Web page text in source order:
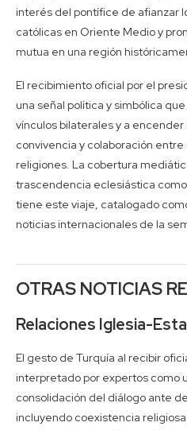
interés del pontífice de afianzar
católicas en Oriente Medio y
mutua en una región
El recibimiento oficial por el
una señal política y simbólica
vínculos bilaterales y a
convivencia y colaboración
religiones. La cobertura
trascendencia eclesiástica
tiene este viaje, catalogado
noticias internacionales de la
OTRAS NOTICIAS
Relaciones Iglesia-
El gesto de Turquía al recibir
interpretado por expertos como
consolidación del diálogo ante
incluyendo coexistencia